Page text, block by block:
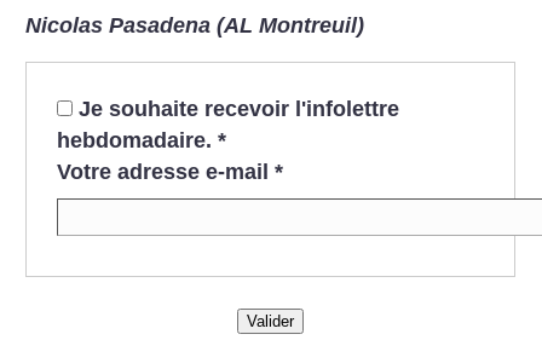
Nicolas Pasadena (AL Montreuil)
Je souhaite recevoir l'infolettre
hebdomadaire. *
Votre adresse e-mail *
Valider